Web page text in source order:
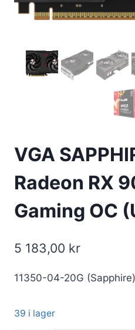
VGA
Radeon RX
Gaming OC
5 183,00 kr
11350-04-20G (Sapphire)
39 i lager